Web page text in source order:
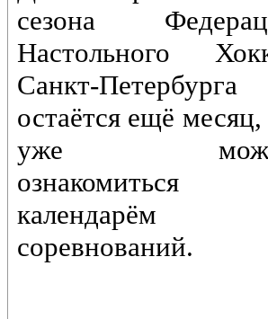
сезона
Настольного
Санкт-Петербурга
остаётся ещё
уже
календарём
соревнований.